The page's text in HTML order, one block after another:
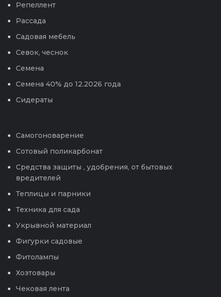
Репеллент
Рассада
Садовая мебель
Севок, чеснок
Семена
Семена 40% до 12.2026 года
Сидераты
Самогоноварение
Сотовый поликарбонат
Средства защиты , удобрения, от бытовых
вредителей
Теплицы и парники
Техника для сада
Укрывной материал
Фигурки садовые
Фитолампы
Хозтовары
Чековая лента